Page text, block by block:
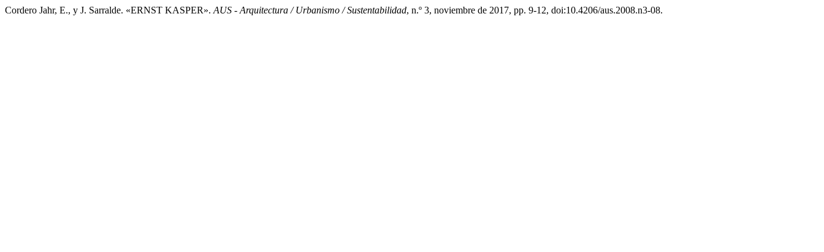
Cordero Jahr, E., y J. Sarralde. «ERNST KASPER». AUS - Arquitectura / Urbanismo / Sustentabilidad, n.º 3, noviembre de 2017, pp. 9-12, doi:10.4206/aus.2008.n3-08.